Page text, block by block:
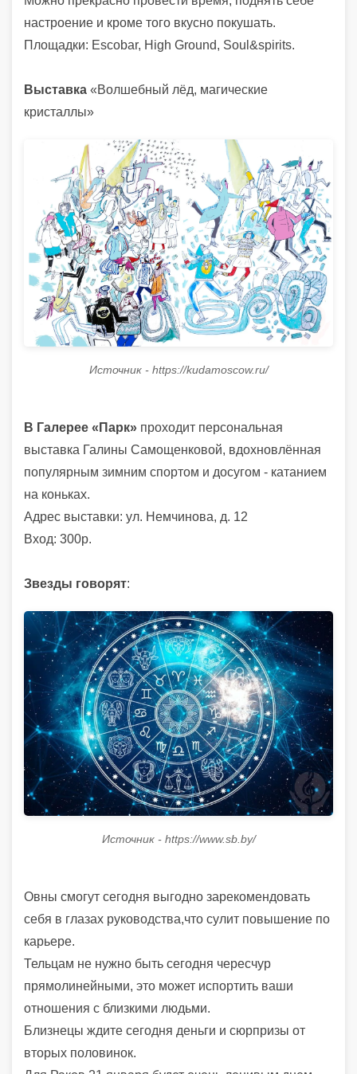
настроение и кроме того вкусно покушать.
Площадки: Escobar, High Ground, Soul&spirits.
Выставка «Волшебный лёд, магические
кристаллы»
Источник - https://kudamoscow.ru/
В Галерее «Парк» проходит персональная
выставка Галины Самощенковой, вдохновлённая
популярным зимним спортом и досугом - катанием
на коньках.
Адрес выставки: ул. Немчинова, д. 12
Вход: 300р.
Звезды говорят:
Источник - https://www.sb.by/
Овны смогут сегодня выгодно зарекомендовать
себя в глазах руководства,что сулит повышение по
карьере.
Тельцам не нужно быть сегодня чересчур
прямолинейными, это может испортить ваши
отношения с близкими людьми.
Близнецы ждите сегодня деньги и сюрпризы от
вторых половинок.